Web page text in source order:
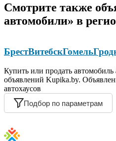
Смотрите также
автомобили» в
БрестВитебскГомель
Купить или продать
объявлений Kupika.by.
автохаусов
Подбор по параметрам